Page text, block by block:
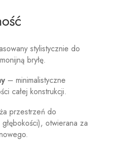
stylistycznie do
bryłę.
– minimalistyczne
całej konstrukcji.
przestrzeń do
otwierana za